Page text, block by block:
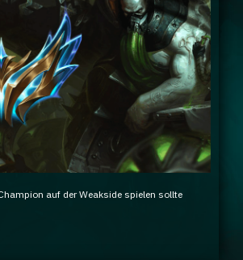
auf der Weakside spielen sollte